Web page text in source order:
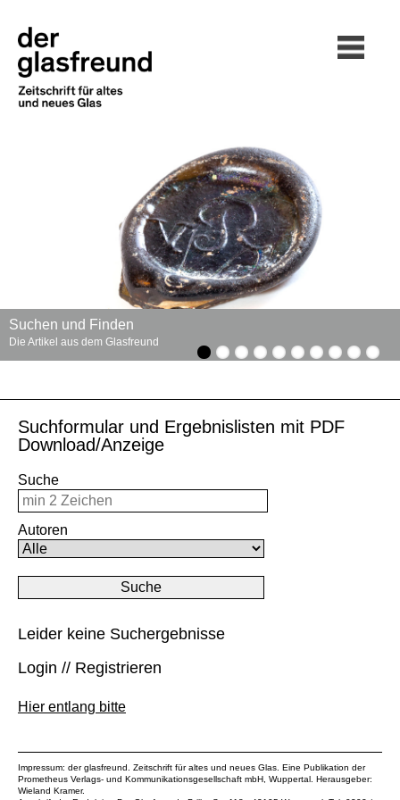
Suchen und Finden
Die Artikel aus dem Glasfreund
Suchformular und Ergebnislisten mit PDF
Download/Anzeige
Suche
Autoren
Leider keine Suchergebnisse
Login // Registrieren
Hier entlang bitte
Impressum: der glasfreund. Zeitschrift für altes und neues Glas. Eine Publikation der
Prometheus Verlags- und Kommunikationsgesellschaft mbH , Wuppertal. Herausgeber:
Wieland Kramer.